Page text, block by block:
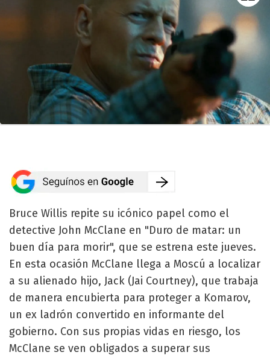
Bruce Willis repite su icónico papel como el
detective John McClane en "Duro de matar: un
buen día para morir", que se estrena este jueves.
En esta ocasión McClane llega a Moscú a localizar
a su alienado hijo, Jack (Jai Courtney), que trabaja
de manera encubierta para proteger a Komarov,
un ex ladrón convertido en informante del
gobierno. Con sus propias vidas en riesgo, los
McClane se ven obligados a superar sus